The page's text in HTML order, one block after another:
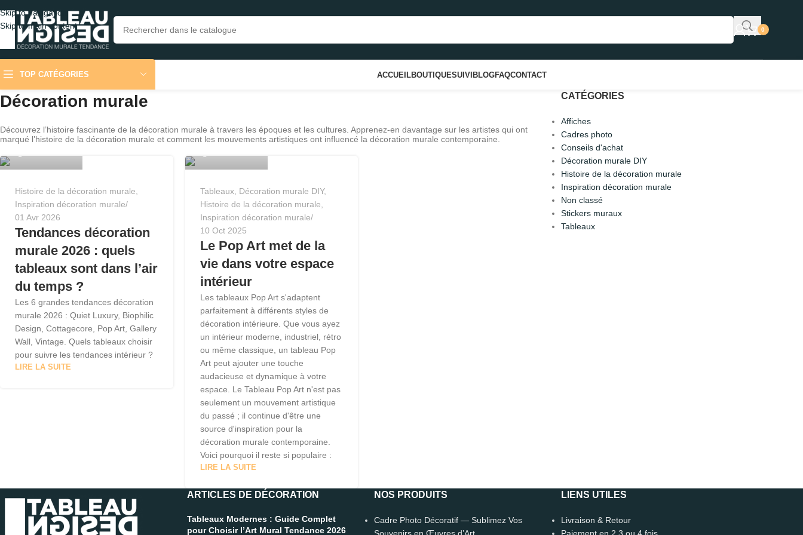
Skip to navigation
Skip to main content
0
TOP CATÉGORIES ACCUEILBOUTIQUESUIVIBLOGFAQCONTACT
Décoration murale
Découvrez l’histoire fascinante de la décoration murale à travers les époques et les cultures. Apprenez-en davantage sur les artistes qui ont
marqué l’histoire de la décoration murale et comment les mouvements artistiques ont influencé la décoration murale contemporaine.
Tableau Design
Histoire de la décoration murale,
Inspiration décoration murale
01 Avr 2026
Tendances décoration
murale 2026 : quels
tableaux sont dans l’air
du temps ?
Les 6 grandes tendances décoration
murale 2026 : Quiet Luxury, Biophilic
Design, Cottagecore, Pop Art, Gallery
Wall, Vintage. Quels tableaux choisir
pour suivre les tendances intérieur ?
LIRE LA SUITE
Tableau Design
Tableaux, Décoration murale DIY,
Histoire de la décoration murale,
Inspiration décoration murale
10 Oct 2025
Le Pop Art met de la
vie dans votre espace
intérieur
Les tableaux Pop Art s'adaptent
parfaitement à différents styles de
décoration intérieure. Que vous ayez
un intérieur moderne, industriel, rétro
ou même classique, un tableau Pop
Art peut ajouter une touche
audacieuse et dynamique à votre
espace. Le Tableau Pop Art n'est pas
seulement un mouvement artistique
du passé ; il continue d'être une
source d'inspiration pour la
décoration murale contemporaine.
Voici pourquoi il reste si populaire :
LIRE LA SUITE
CATÉGORIES
Affiches
Cadres photo
Conseils d'achat
Décoration murale DIY
Histoire de la décoration murale
Inspiration décoration murale
Non classé
Stickers muraux
Tableaux
ARTICLES DE DÉCORATION
Tableaux Modernes : Guide Complet
pour Choisir l’Art Mural Tendance 2026
NOS PRODUITS
Cadre Photo Décoratif — Sublimez Vos
LIENS UTILES
Livraison & Retour
CONSEILLER DÉCO · EN LIGNE 🟢